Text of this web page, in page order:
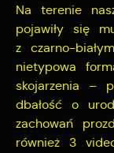
Na terenie
pojawiły się
z czarno-
nietypowa
skojarzenia –
dbałość o
zachowań
również 3